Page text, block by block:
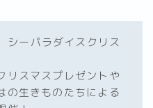
ーパラダイスクリス
リスマスプレゼントや
の生きものたちによる